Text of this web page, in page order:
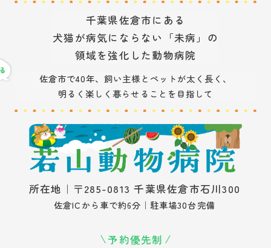
千葉県佐倉市にある
犬猫が病気にならない「未病」の
領域を強化した動物病院
佐倉市で40年、飼い主様とペットが太く長く、
明るく楽しく暮らせることを目指して
所在地｜〒285-0813 千葉県佐倉市石川300
佐倉ICから車で約6分｜駐車場30台完備
予約優先制